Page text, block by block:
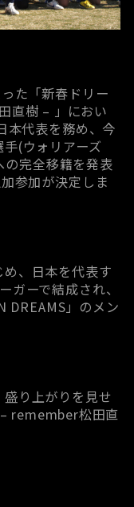
た「新春ドリー
直樹 – 」におい
本代表を務め、今
(ウォリアーズ
完全移籍を発表
参加が決定しま
、日本を代表す
ガーで結成され、
DREAMS」のメン
り上がりを見せ
remember松田直